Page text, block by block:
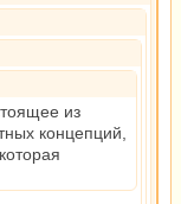
из
концепций,